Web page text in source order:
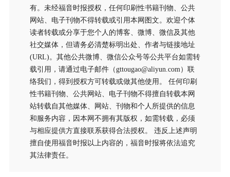
有。未经福音时报授权，任何印刷性书籍刊物、公共
网站、电子刊物不得转载或引用本网图文。欢迎个体
读者转载或分享于您个人的博客、微博、微信及其他
社交媒体，但请务必清楚标明出处、作者与链接地址
(URL)。其他公共微博、微信公众号等公共平台如需转
载引用，请通过电子邮件（gttougao@aliyun.com）联
络我们，得到授权方可转载或做其他使用。 任何印刷
性书籍刊物、公共网站、电子刊物不得擅自转载本网
站转载自其他媒体、网站、刊物和个人所提供的信息
和服务内容，因本网不拥有其版权，如需转载，必须
与相应提供方直接联系获得合法授权。 违反上述声明
擅自使用福音时报以上内容的，福音时报将依法追究
其法律责任。